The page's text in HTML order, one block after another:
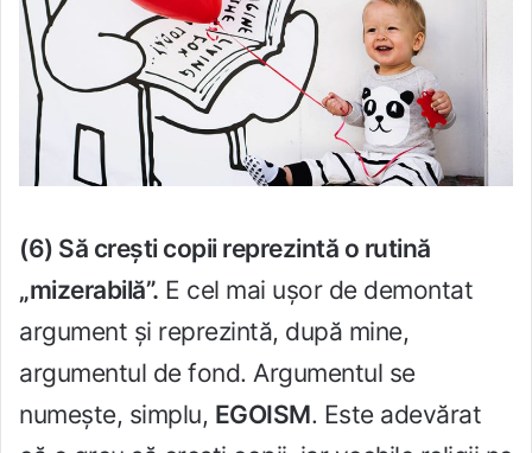
(6) Să crești copii reprezintă o rutină
„mizerabilă”. E cel mai ușor de demontat
argument și reprezintă, după mine,
argumentul de fond. Argumentul se
numește, simplu, EGOISM. Este adevărat